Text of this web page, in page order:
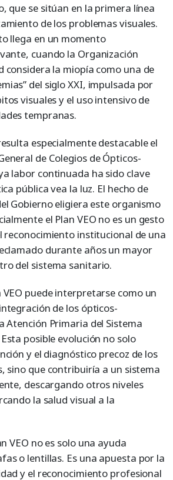
que se sitúan en la primera línea
de los problemas visuales.
llega en un momento
cuando la Organización
considera la miopía como una de
del siglo XXI, impulsada por
visuales y el uso intensivo de
tempranas.
especialmente destacable el
de Colegios de Ópticos-
labor continuada ha sido clave
pública vea la luz. El hecho de
Gobierno eligiera este organismo
el Plan VEO no es un gesto
reconocimiento institucional de una
durante años un mayor
del sistema sanitario.
VEO puede interpretarse como un
de los ópticos-
Atención Primaria del Sistema
posible evolución no solo
y el diagnóstico precoz de los
sino que contribuiría a un sistema
descargando otros niveles
la salud visual a la
VEO no es solo una ayuda
o lentillas. Es una apuesta por la
y el reconocimiento profesional